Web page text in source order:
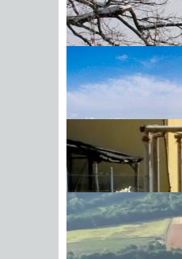
BIick vom
Hohenstadt
Sonnenschein am
Ahornwald
Wenn Sie
können Sie sich im
Kinder- und
beraten lassen.
kann Ihnen helfen,
Zusammenleben in
aufzubauen,
der Familie zu
einer Trennung
Auswirkungen auf
angemessen
Beratung durch
Familientherapeuten